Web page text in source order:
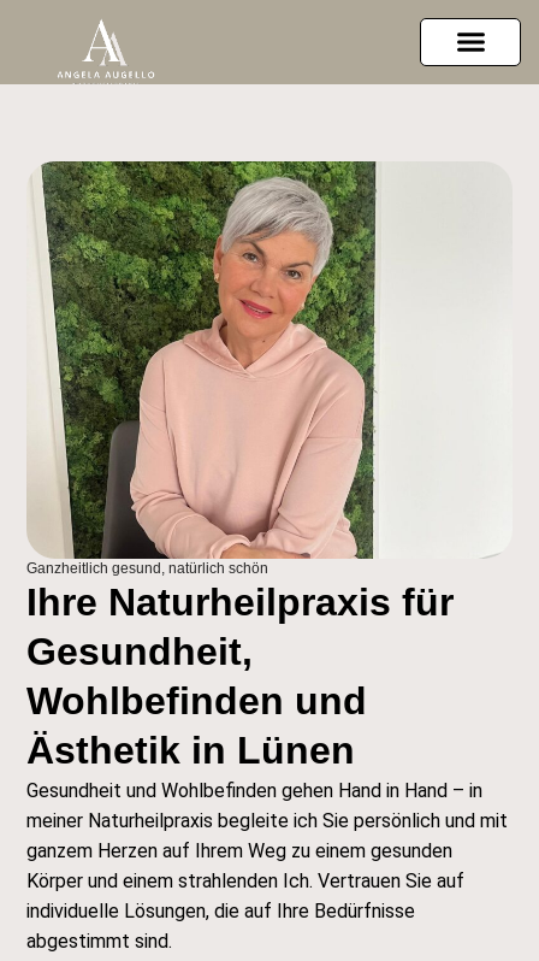
Ganzheitlich gesund, natürlich schön
Ihre Naturheilpraxis für
Gesundheit,
Wohlbefinden und
Ästhetik in Lünen
Gesundheit und Wohlbefinden gehen Hand in Hand – in
meiner Naturheilpraxis begleite ich Sie persönlich und mit
ganzem Herzen auf Ihrem Weg zu einem gesunden
Körper und einem strahlenden Ich. Vertrauen Sie auf
individuelle Lösungen, die auf Ihre Bedürfnisse
abgestimmt sind.